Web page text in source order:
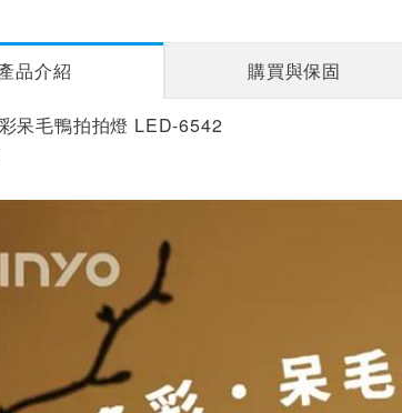
品介紹 購買與保固
呆毛鴨拍拍燈 LED-6542